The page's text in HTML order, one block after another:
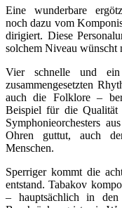
Eine wunderbare
noch dazu vom
dirigiert. Diese
solchem Niveau wünscht
Vier schnelle und
zusammengesetzten
auch die Folklore –
Beispiel für die Qualität
Symphonieorchesters
Ohren guttut, auch
Menschen.
Sperriger kommt die
entstand. Tabakov
– hauptsächlich in